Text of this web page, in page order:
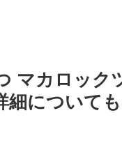
マカロック
細についても